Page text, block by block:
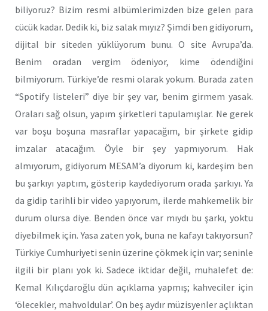
biliyoruz? Bizim resmi albümlerimizden bize gelen para
cücük kadar. Dedik ki, biz salak mıyız? Şimdi ben gidiyorum,
dijital bir siteden yüklüyorum bunu. O site Avrupa’da.
Benim oradan vergim ödeniyor, kime ödendiğini
bilmiyorum. Türkiye’de resmi olarak yokum. Burada zaten
“Spotify listeleri” diye bir şey var, benim girmem yasak.
Oraları sağ olsun, yapım şirketleri tapulamışlar. Ne gerek
var boşu boşuna masraflar yapacağım, bir şirkete gidip
imzalar atacağım. Öyle bir şey yapmıyorum. Hak
almıyorum, gidiyorum MESAM’a diyorum ki, kardeşim ben
bu şarkıyı yaptım, gösterip kaydediyorum orada şarkıyı. Ya
da gidip tarihli bir video yapıyorum, ilerde mahkemelik bir
durum olursa diye. Benden önce var mıydı bu şarkı, yoktu
diyebilmek için. Yasa zaten yok, buna ne kafayı takıyorsun?
Türkiye Cumhuriyeti senin üzerine çökmek için var; seninle
ilgili bir planı yok ki. Sadece iktidar değil, muhalefet de:
Kemal Kılıçdaroğlu dün açıklama yapmış; kahveciler için
‘ölecekler, mahvoldular’. On beş aydır müzisyenler açlıktan